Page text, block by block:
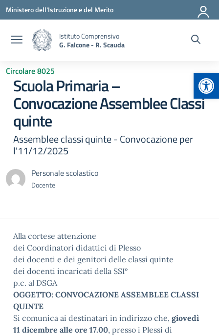
Vai ai contenuti
Vai al menu di navigazione
Vai al footer
Ministero dell'Istruzione e del Merito
Istituto Comprensivo
G. Falcone - R. Scauda
Circolare 8025
Scuola Primaria –
Convocazione Assemblee Classi
quinte
Assemblee classi quinte - Convocazione per
l'11/12/2025
Personale scolastico
Docente
Alla cortese attenzione
dei Coordinatori didattici di Plesso
dei docenti e dei genitori delle classi quinte
dei docenti incaricati della SSI°
p.c. al DSGA
OGGETTO: CONVOCAZIONE ASSEMBLEE CLASSI
QUINTE
Si comunica ai destinatari in indirizzo che, giovedì
11 dicembre alle ore 17.00, presso i Plessi di